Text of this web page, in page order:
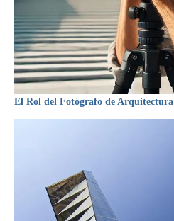
El Rol del Fotógrafo de Arquitectura